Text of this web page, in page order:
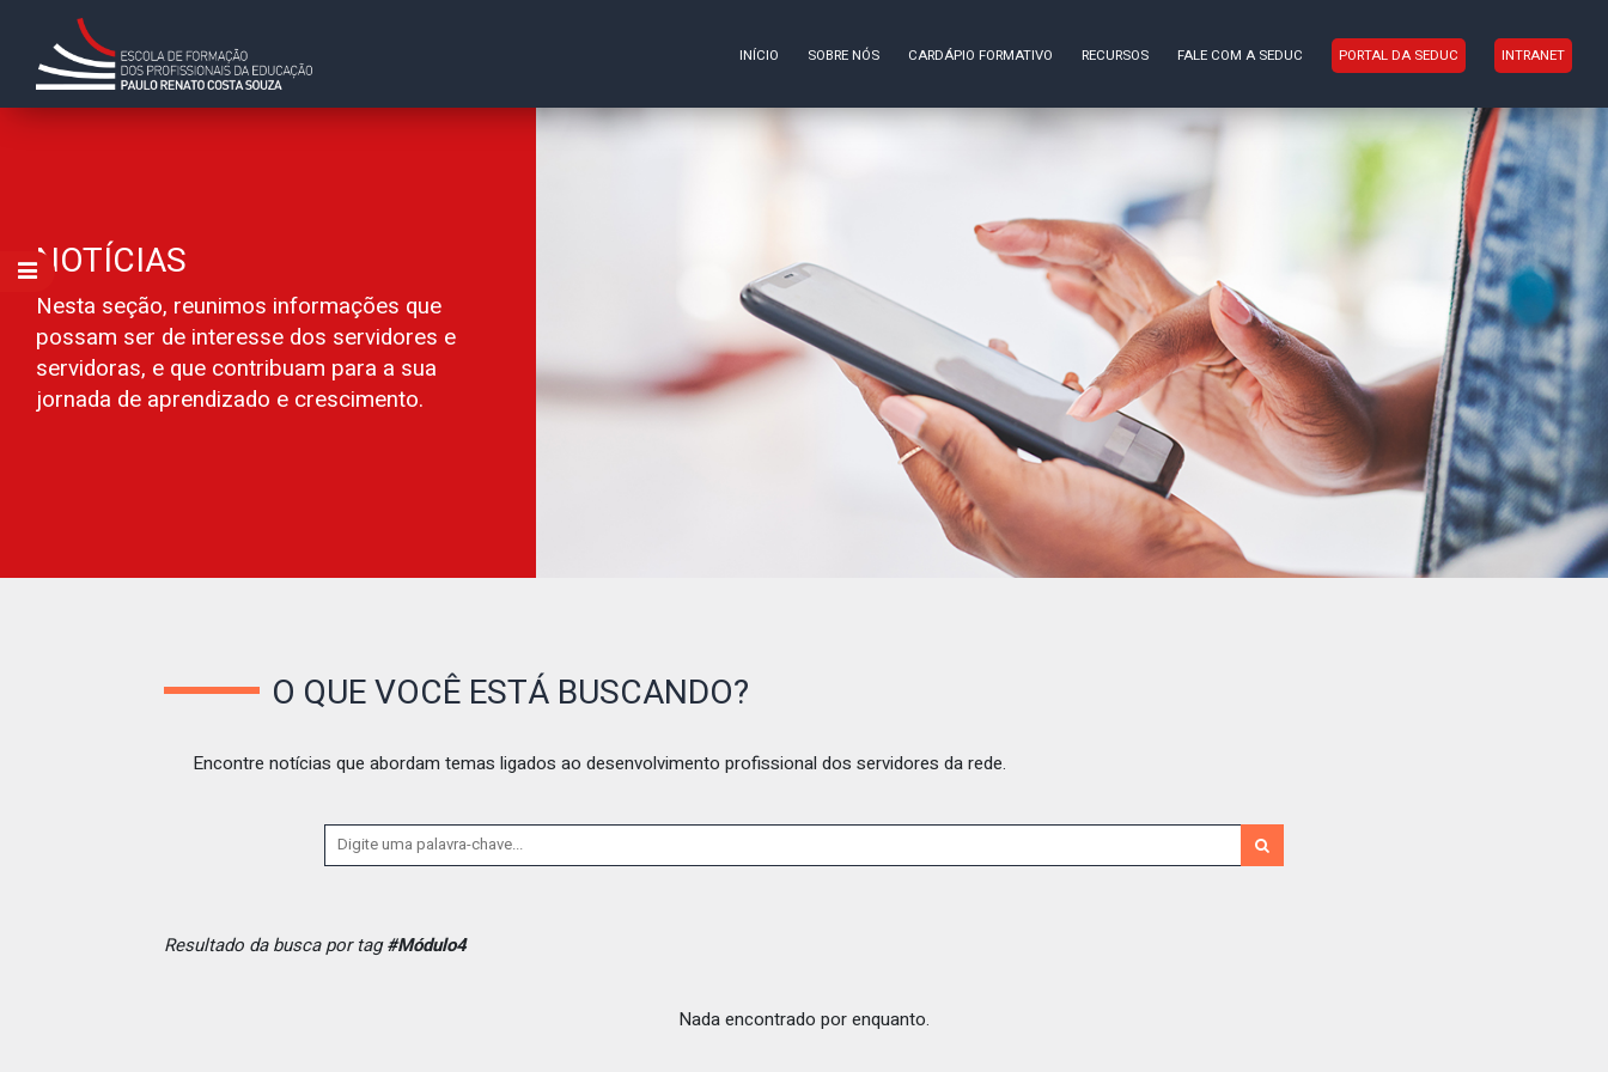
INÍCIO SOBRE NÓS CARDÁPIO FORMATIVO RECURSOS FALE COM A SEDUC PORTAL DA SEDUC INTRANET
NOTÍCIAS
Nesta seção, reunimos informações que
possam ser de interesse dos servidores e
servidoras, e que contribuam para a sua
jornada de aprendizado e crescimento.
O QUE VOCÊ ESTÁ BUSCANDO?
Encontre notícias que abordam temas ligados ao desenvolvimento profissional dos servidores da rede.
Resultado da busca por tag#Módulo4
Nada encontrado por enquanto.